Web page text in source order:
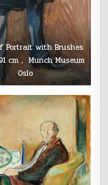
Portrait with Brushes
cm， Munch Museum
Oslo